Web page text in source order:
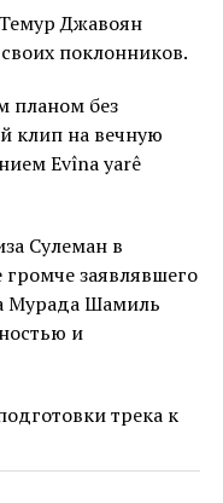
Джавоян
поклонников.
планом без
клип на вечную
Evîna yarê
Сулеман в
заявлявшего
Мурада Шамиль
и
трека к
выступил